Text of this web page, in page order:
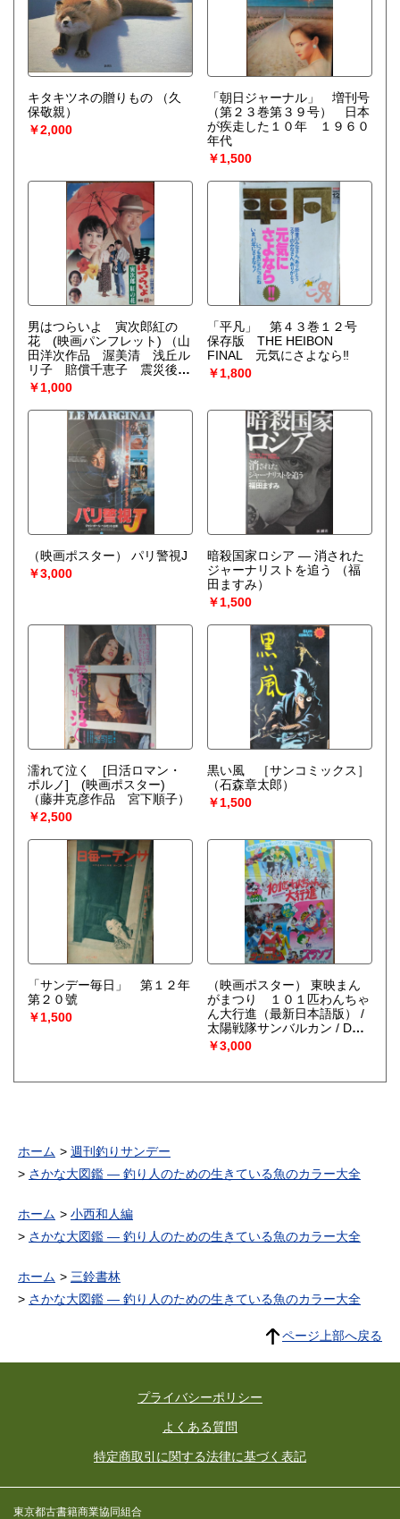
キタキツネの贈りもの
（久
保敬親）
￥2,000
「朝日ジャーナル」 増刊号
（第２３巻第３９号） 日本
が疾走した１０年 １９６０
年代
￥1,500
男はつらいよ 寅次郎紅の
花 (映画パンフレット)
（山
田洋次作品 渥美清 浅丘ル
リ子 賠償千恵子 震災後神
戸ロケ）
￥1,000
「平凡」 第４３巻１２号
保存版 THE HEIBON
FINAL 元気にさよなら‼
￥1,800
（映画ポスター） パリ警視J
￥3,000
暗殺国家ロシア ― 消された
ジャーナリストを追う
（福
田ますみ）
￥1,500
濡れて泣く [日活ロマン・
ポルノ] (映画ポスター)
（藤井克彦作品 宮下順子）
￥2,500
黒い風 ［サンコミックス］
（石森章太郎）
￥1,500
「サンデー毎日」 第１２年
第２０號
￥1,500
（映画ポスター） 東映まん
がまつり １０１匹わんちゃ
ん大行進（最新日本語版） /
太陽戦隊サンバルカン / Dｒ.
スランプ アラレちゃん ハ
ロー！不思議島の巻
￥3,000
ホーム
週刊釣りサンデー
さかな大図鑑 ― 釣り人のための生きている魚のカラー大全
ホーム
小西和人編
さかな大図鑑 ― 釣り人のための生きている魚のカラー大全
ホーム
三鈴書林
さかな大図鑑 ― 釣り人のための生きている魚のカラー大全
ページ上部へ戻る
プライバシーポリシー
よくある質問
特定商取引に関する法律に基づく表記
東京都古書籍商業協同組合